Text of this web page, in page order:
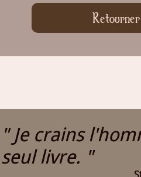
" Je crains
seul livre. "